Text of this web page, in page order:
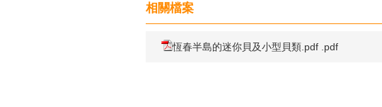
相關檔案
恆春半島的迷你貝及小型貝類.pdf .pdf